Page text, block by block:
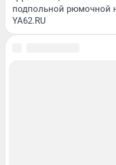
подпольной рюмочной
YA62.RU